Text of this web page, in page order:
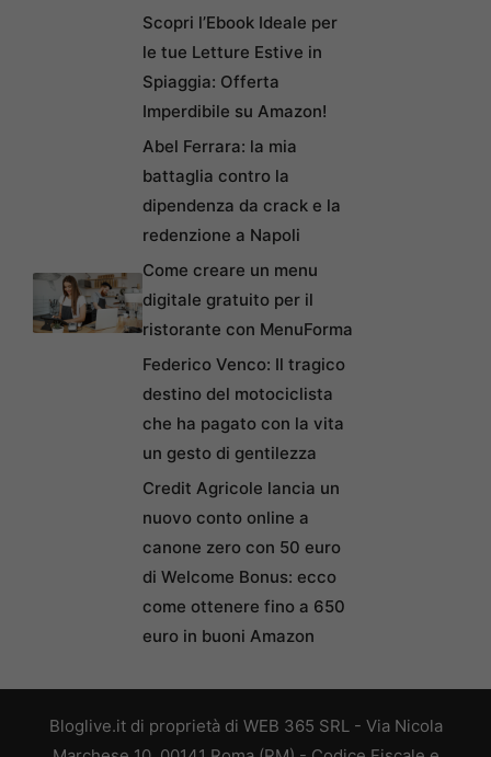
Scopri l’Ebook Ideale per
le tue Letture Estive in
Spiaggia: Offerta
Imperdibile su Amazon!
Abel Ferrara: la mia
battaglia contro la
dipendenza da crack e la
redenzione a Napoli
Come creare un menu
digitale gratuito per il
ristorante con MenuForma
Federico Venco: Il tragico
destino del motociclista
che ha pagato con la vita
un gesto di gentilezza
Credit Agricole lancia un
nuovo conto online a
canone zero con 50 euro
di Welcome Bonus: ecco
come ottenere fino a 650
euro in buoni Amazon
Bloglive.it di proprietà di WEB 365 SRL - Via Nicola